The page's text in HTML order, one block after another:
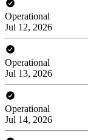
Operational
Jul 12, 2026
Operational
Jul 13, 2026
Operational
Jul 14, 2026